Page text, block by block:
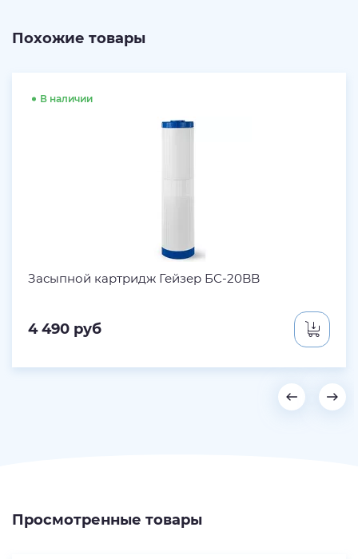
Похожие товары
В наличии
Засыпной картридж Гейзер БС-20BB
4 490 руб
Просмотренные товары